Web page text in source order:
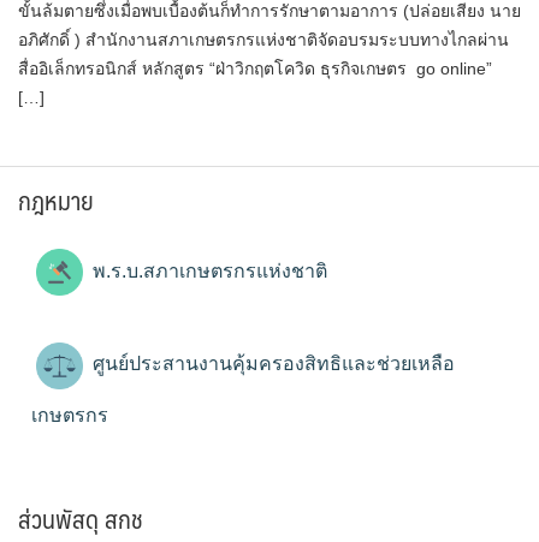
ขั้นล้มตายซึ่งเมื่อพบเบื้องต้นก็ทำการรักษาตามอาการ (ปล่อยเสียง นาย
อภิศักดิ์ ) สำนักงานสภาเกษตรกรแห่งชาติจัดอบรมระบบทางไกลผ่าน
สื่ออิเล็กทรอนิกส์ หลักสูตร “ฝ่าวิกฤตโควิด ธุรกิจเกษตร go online”
[…]
กฎหมาย
พ.ร.บ.สภาเกษตรกรแห่งชาติ
ศูนย์ประสานงานคุ้มครองสิทธิและช่วยเหลือ
เกษตรกร
ส่วนพัสดุ สกช